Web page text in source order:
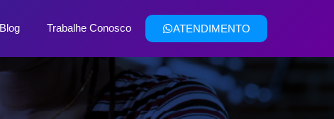
Blog Trabalhe Conosco ATENDIMENTO